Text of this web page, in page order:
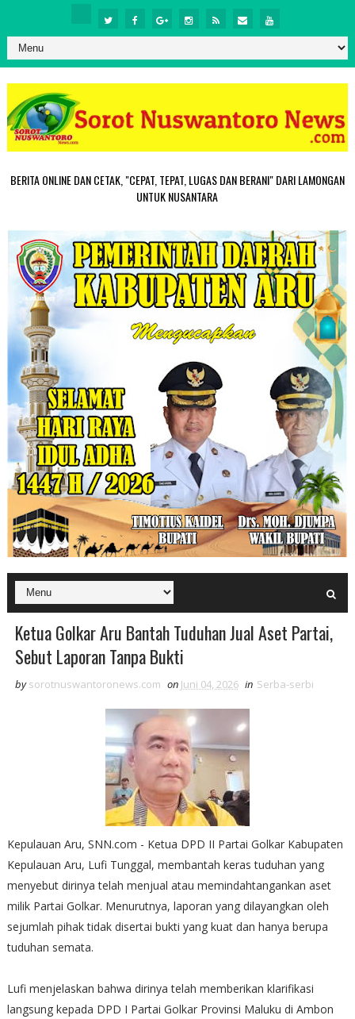
BERITA ONLINE DAN CETAK, "CEPAT, TEPAT, LUGAS DAN BERANI" DARI LAMONGAN
UNTUK NUSANTARA
Ketua Golkar Aru Bantah Tuduhan Jual Aset Partai,
Sebut Laporan Tanpa Bukti
by sorotnuswantoronews.com on Juni 04, 2026 in Serba-serbi
Kepulauan Aru, SNN.com - Ketua DPD II Partai Golkar Kabupaten
Kepulauan Aru, Lufi Tunggal, membantah keras tuduhan yang
menyebut dirinya telah menjual atau memindahtangankan aset
milik Partai Golkar. Menurutnya, laporan yang dilayangkan oleh
sejumlah pihak tidak disertai bukti yang kuat dan hanya berupa
tuduhan semata.
Lufi menjelaskan bahwa dirinya telah memberikan klarifikasi
langsung kepada DPD I Partai Golkar Provinsi Maluku di Ambon